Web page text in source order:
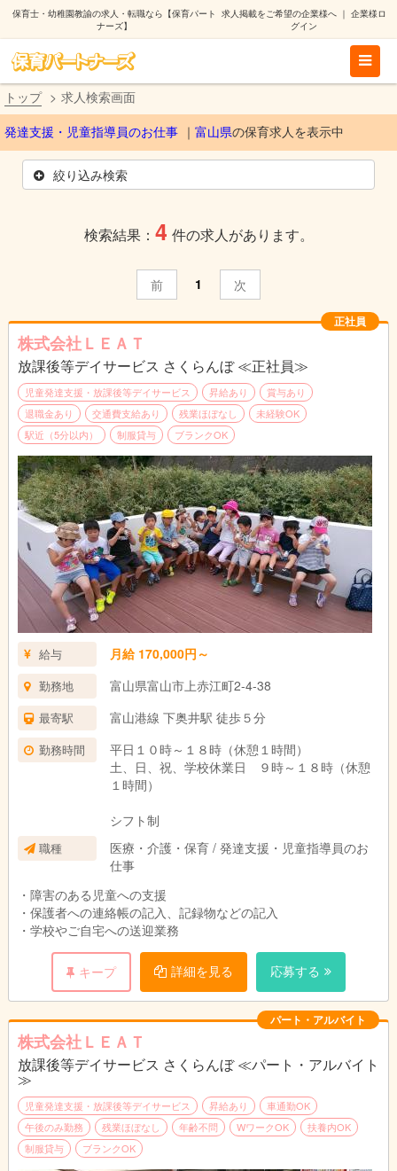
保育士・幼稚園教諭の求人・転職なら【保育パート
ナーズ】
求人掲載をご希望の企業様へ｜ 企業様ロ
グイン
トップ 求人検索画面
発達支援・児童指導員のお仕事 富山県の保育求人を表示中
絞り込み検索
検索結果： 4 件の求人があります。
前 1 次
正社員
株式会社ＬＥＡＴ
放課後等デイサービス さくらんぼ ≪正社員≫
児童発達支援・放課後等デイサービス 昇給あり
賞与あり
退職金あり
交通費支給あり 残業ほぼなし
未経験OK
駅近（5分以内）
制服貸与 ブランクOK
給与 月給 170,000円～
勤務地 富山県富山市上赤江町2-4-38
最寄駅 富山港線 下奥井駅 徒歩５分
勤務時間
平日１０時～１８時（休憩１時間）
土、日、祝、学校休業日 ９時～１８時（休憩
１時間）
シフト制
職種
医療・介護・保育 / 発達支援・児童指導員のお
仕事
・障害のある児童への支援
・保護者への連絡帳の記入、記録物などの記入
・学校やご自宅への送迎業務
キープ 詳細を見る 応募する
パート・アルバイト
株式会社ＬＥＡＴ
放課後等デイサービス さくらんぼ ≪パート・アルバイト
≫
児童発達支援・放課後等デイサービス 昇給あり
車通勤OK
午後のみ勤務
残業ほぼなし 年齢不問 WワークOK
扶養内OK
制服貸与
ブランクOK